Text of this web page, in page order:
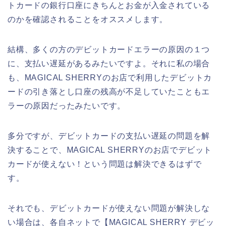
トカードの銀行口座にきちんとお金が入金されている
のかを確認されることをオススメします。
結構、多くの方のデビットカードエラーの原因の１つ
に、支払い遅延があるみたいですよ。それに私の場合
も、MAGICAL SHERRYのお店で利用したデビットカ
ードの引き落とし口座の残高が不足していたこともエ
ラーの原因だったみたいです。
多分ですが、デビットカードの支払い遅延の問題を解
決することで、MAGICAL SHERRYのお店でデビット
カードが使えない！という問題は解決できるはずで
す。
それでも、デビットカードが使えない問題が解決しな
い場合は、各自ネットで【MAGICAL SHERRY デビッ